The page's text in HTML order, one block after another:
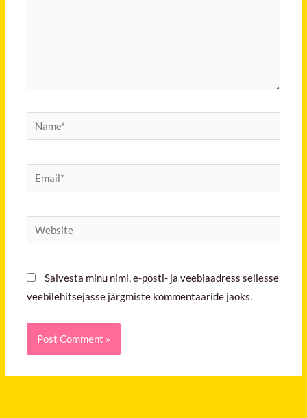
Name*
Email*
Website
Salvesta minu nimi, e-posti- ja veebiaadress sellesse
veebilehitsejasse järgmiste kommentaaride jaoks.